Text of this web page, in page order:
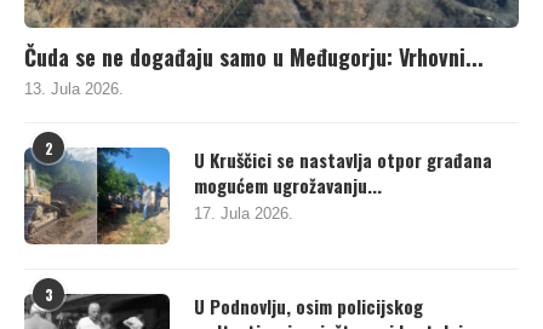
Čuda se ne događaju samo u Međugorju: Vrhovni...
13. Jula 2026.
2
U Kruščici se nastavlja otpor građana
mogućem ugrožavanju...
17. Jula 2026.
3
U Podnovlju, osim policijskog